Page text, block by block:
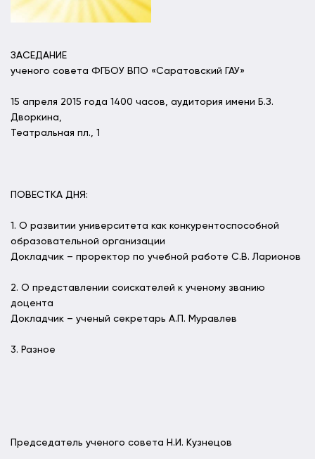
ЗАСЕДАНИЕ
ученого совета ФГБОУ ВПО «Саратовский ГАУ»
15 апреля 2015 года 1400 часов, аудитория имени Б.З.
Дворкина,
Театральная пл., 1
ПОВЕСТКА ДНЯ:
1. О развитии университета как конкурентоспособной
образовательной организации
Докладчик – проректор по учебной работе С.В. Ларионов
2. О представлении соискателей к ученому званию
доцента
Докладчик – ученый секретарь А.П. Муравлев
3. Разное
Председатель ученого совета Н.И. Кузнецов